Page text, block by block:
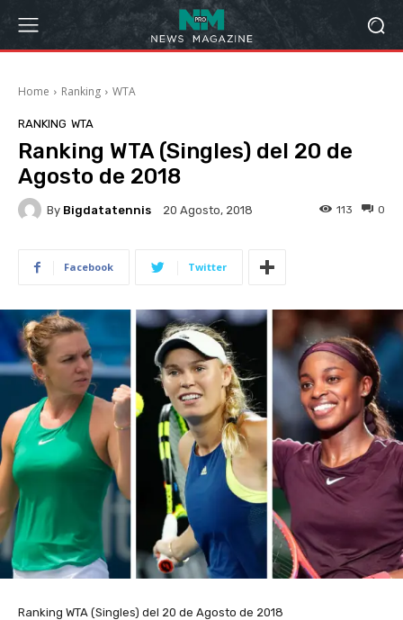
Home Ranking WTA
RANKING WTA
Ranking WTA (Singles) del 20 de
Agosto de 2018
By Bigdatatennis 20 Agosto, 2018 0
113
Facebook Twitter
Ranking WTA (Singles) del 20 de Agosto de 2018